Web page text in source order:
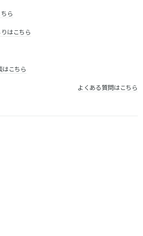
ら
はこちら
こちら
よくある質問はこちら